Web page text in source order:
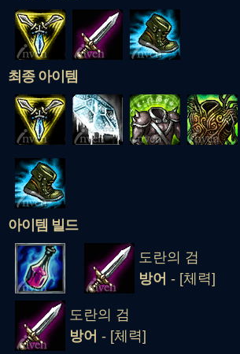
최종 아이템
아이템 빌드
도란의 검
방어 - [체력]
도란의 검
방어 - [체력]